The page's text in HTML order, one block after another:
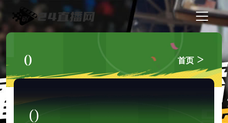
() 首页 >
()